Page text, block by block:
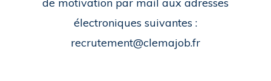
de motivation par mail aux adresses
électroniques suivantes :
recrutement@clemajob.fr